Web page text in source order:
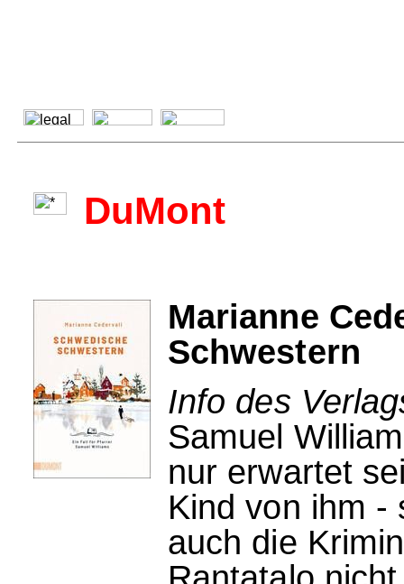
DuMont
Marianne
Schwestern
Info des
Samuel
nur erwartet
Kind von ihm -
auch die